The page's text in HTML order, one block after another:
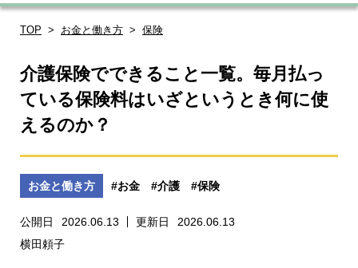
TOP お金と働き方 保険
介護保険でできること一覧。毎月払っ
ている保険料はいざというとき何に使
えるのか？
お金と働き方 #お金 #介護 #保険
公開日 2026.06.13 更新日
2026.06.13
横田頼子